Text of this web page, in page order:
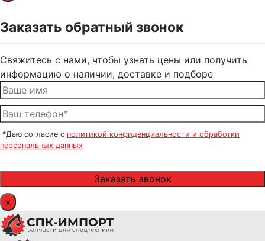
Заказать обратный звонок
Свяжитесь с нами, чтобы узнать цены или получить
информацию о наличии, доставке и подборе
*Даю согласие с политикой конфиденциальности и обработки
персональных данных
×